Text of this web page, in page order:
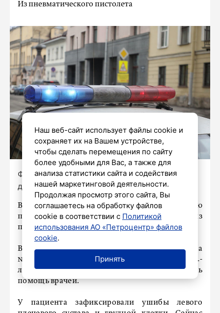
Из пневматического пистолета
Фото: Александр Глуз/«Петербургский
дневник»
В Московском районе Петербурга в минувшую
пятницу неизвестные стреляли из
пневматического пистолета , пишет 78.ru.
Вечером 14 июля на футбольном поле у дома
№ 6 в 5-м Предпортовом проезде пострадал 14-
летний ученик 7-го класса. Ему потребовалась
помощь врачей.
У пациента зафиксировали ушибы левого
Наш веб-сайт использует файлы cookie и
сохраняет их на Вашем устройстве,
чтобы сделать перемещения по сайту
более удобными для Вас, а также для
анализа статистики сайта и содействия
нашей маркетинговой деятельности.
Продолжая просмотр этого сайта, Вы
соглашаетесь на обработку файлов
cookie в соответствии с Политикой
использования АО «Петроцентр» файлов
cookie.
Принять